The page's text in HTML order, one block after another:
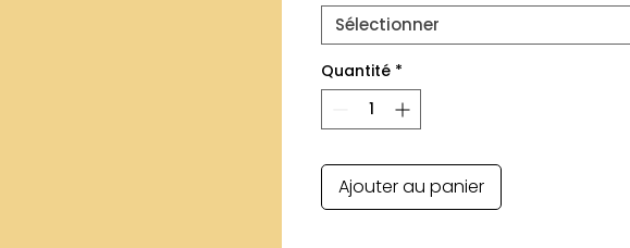
Sélectionner
Quantité *
Ajouter au panier